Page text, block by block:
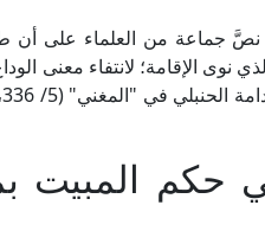
نصَّ جماعة من العلماء على أن
الإقامة؛ لانتفاء معنى
حكم